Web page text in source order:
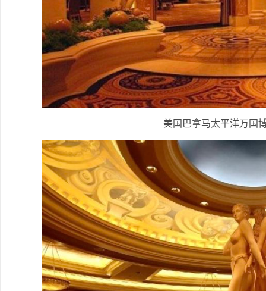
美国巴拿马太平洋万国